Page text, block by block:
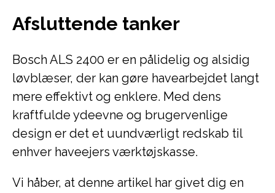
Afsluttende tanker
Bosch ALS 2400 er en pålidelig og alsidig
løvblæser, der kan gøre havearbejdet langt
mere effektivt og enklere. Med dens
kraftfulde ydeevne og brugervenlige
design er det et uundværligt redskab til
enhver haveejers værktøjskasse.
Vi håber, at denne artikel har givet dig en